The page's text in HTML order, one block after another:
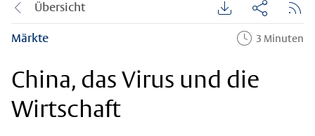
Übersicht
Märkte 3 Minuten
China, das Virus und die
Wirtschaft